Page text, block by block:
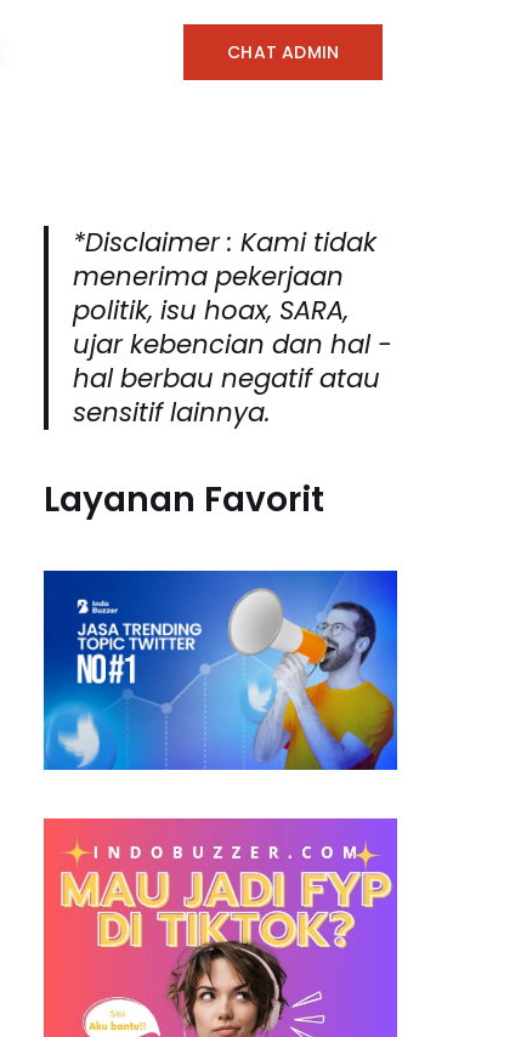
CHAT ADMIN
*Disclaimer : Kami tidak
menerima pekerjaan
politik, isu hoax, SARA,
ujar kebencian dan hal -
hal berbau negatif atau
sensitif lainnya.
Layanan Favorit